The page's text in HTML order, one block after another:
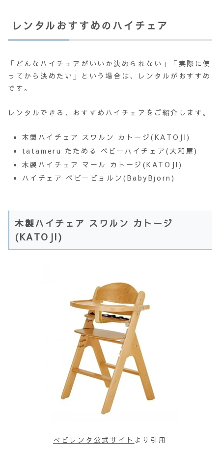
レンタルおすすめのハイチェア
「どんなハイチェアがいいか決められない」「実際に使
ってから決めたい」という場合は、レンタルがおすすめ
です。
レンタルできる、おすすめハイチェアをご紹介します。
木製ハイチェア スワルン カトージ(KATOJI)
tatameru たためる ベビーハイチェア(大和屋)
木製ハイチェア マール カトージ(KATOJI)
ハイチェア ベビービョルン(BabyBjorn)
木製ハイチェア スワルン カトージ
(KATOJI)
べビレンタ公式サイト より引用